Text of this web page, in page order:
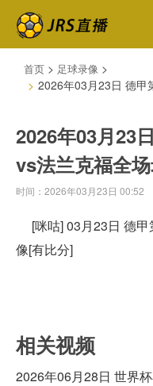
首页 > 足球录像 >
2026年03月23日 德甲
2026年03月23
vs法兰克福全
时间：2026年03月23日 00:52
[咪咕] 03月23日 德
像[有比分]
相关视频
2026年06月28日 世界